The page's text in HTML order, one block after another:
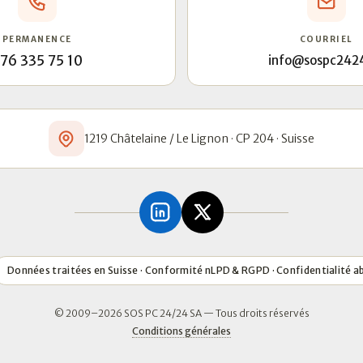
PERMANENCE
335 75 10
COURRIEL
1219 Châtelaine / Le Lignon · CP 204 · Suisse
Données traitées en Suisse · Conformité nLPD & RGPD · Confidentialité
© 2009–2026 SOS PC 24/24 SA — Tous droits réservés
Conditions générales